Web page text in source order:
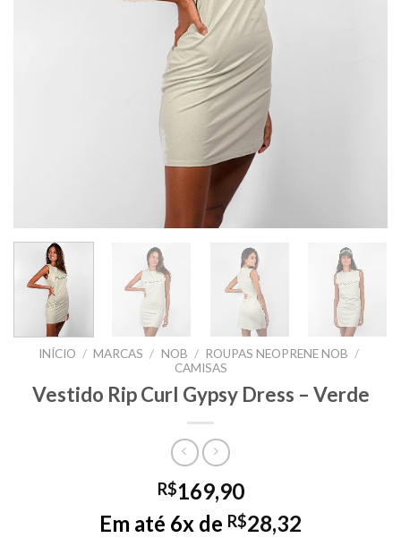
INÍCIO / MARCAS / NOB / ROUPAS NEOPRENE NOB /
CAMISAS
Vestido Rip Curl Gypsy Dress – Verde
R$169,90
Em até 6x de R$28,32